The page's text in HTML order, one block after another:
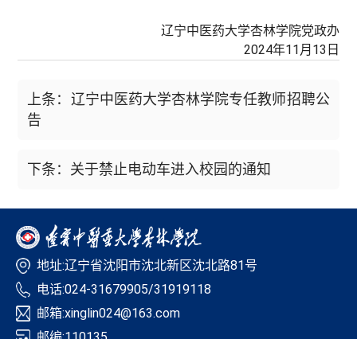
辽宁中医药大学杏林学院党政办
2024年11月13日
上条：辽宁中医药大学杏林学院专任教师招聘公
告
下条：关于禁止电动车进入校园的通知
地址:辽宁省沈阳市沈北新区沈北路81号
电话:024-31679905/31919118
邮箱:xinglin024@163.com